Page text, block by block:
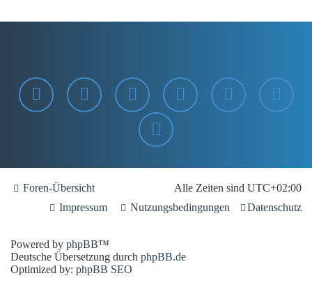
Foren-Übersicht Alle Zeiten sind UTC+02:00
Datenschutz
Nutzungsbedingungen
Impressum
Powered by phpBB™
Deutsche Übersetzung durch phpBB.de
Optimized by: phpBB SEO